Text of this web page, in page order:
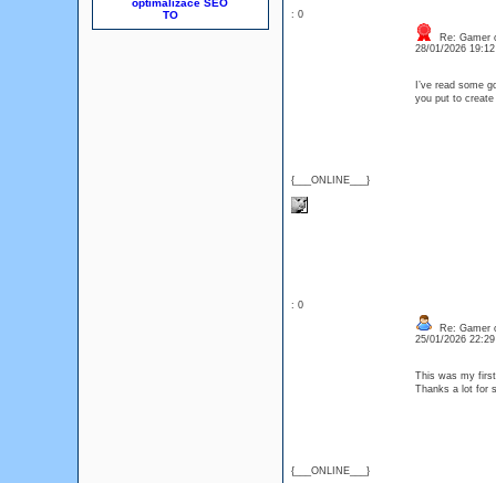
optimalizace SEO
: 0
{___ONLINE___}
Re: Gamer
28/01/2026
I’ve read some
you put to
: 0
{___ONLINE___}
Re: Gamer
25/01/2026
This was my
Thanks a lot for